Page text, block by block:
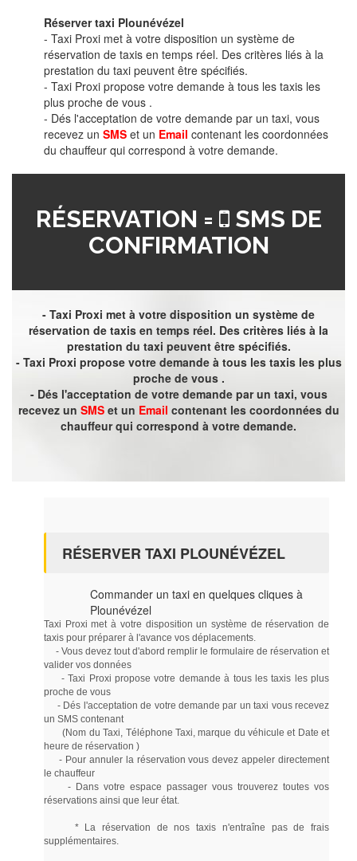
Réserver taxi Plounévézel
- Taxi Proxi met à votre disposition un système de
réservation de taxis en temps réel. Des critères liés à la
prestation du taxi peuvent être spécifiés.
- Taxi Proxi propose votre demande à tous les taxis les
plus proche de vous .
- Dés l'acceptation de votre demande par un taxi, vous
recevez un SMS et un Email contenant les coordonnées
du chauffeur qui correspond à votre demande.
RÉSERVATION =
SMS DE
CONFIRMATION
- Taxi Proxi met à votre disposition un système de
réservation de taxis en temps réel. Des critères liés à la
prestation du taxi peuvent être spécifiés.
- Taxi Proxi propose votre demande à tous les taxis les plus
proche de vous .
- Dés l'acceptation de votre demande par un taxi, vous
recevez un SMSet un Email contenant les coordonnées du
chauffeur qui correspond à votre demande.
RÉSERVER TAXI PLOUNÉVÉZEL
Commander un taxi en quelques cliques à
Plounévézel
Taxi Proxi met à votre disposition un système de réservation de
taxis pour préparer à l'avance vos déplacements.
- Vous devez tout d'abord remplir le formulaire de réservation et
valider vos données
- Taxi Proxi propose votre demande à tous les taxis les plus
proche de vous
- Dés l'acceptation de votre demande par un taxi vous recevez
un SMS contenant
(Nom du Taxi, Téléphone Taxi, marque du véhicule et Date et
heure de réservation )
- Pour annuler la réservation vous devez appeler directement
le chauffeur
- Dans votre espace passager vous trouverez toutes vos
réservations ainsi que leur état.
* La réservation de nos taxis n'entraîne pas de frais
supplémentaires.